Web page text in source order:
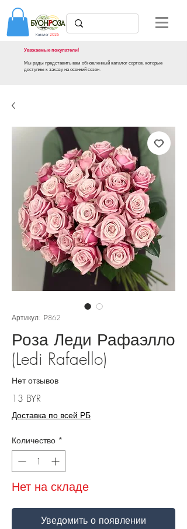
Уважаемые покупатели!
Мы рады представить вам обновленный каталог сортов, которые
доступны к заказу на осенний сезон.
Каталог 2026
Артикул: Р862
Роза Леди Рафаэлло
(Ledi Rafaello)
Нет отзывов
13 BYR
Доставка по всей РБ
Количество *
Нет на складе
Уведомить о появлении